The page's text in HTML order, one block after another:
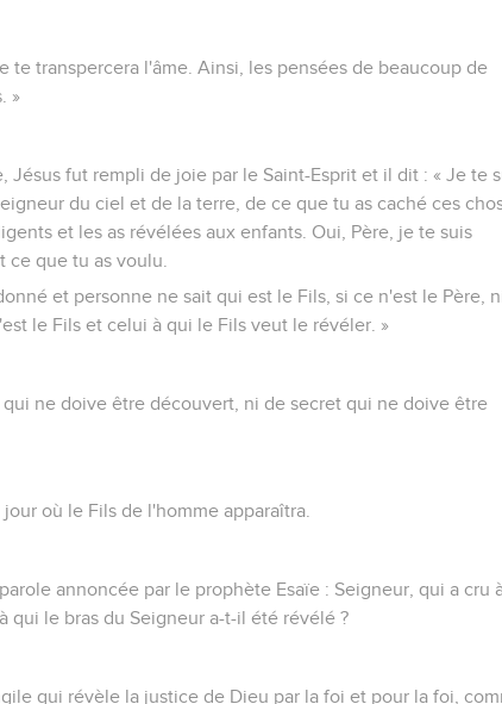
te transpercera l'âme. Ainsi, les pensées de beaucoup de
»
Jésus fut rempli de joie par le Saint-Esprit et il dit : « Je te
du ciel et de la terre, de ce que tu as caché ces
et les as révélées aux enfants. Oui, Père, je te suis
ce que tu as voulu.
et personne ne sait qui est le Fils, si ce n'est le Père,
le Fils et celui à qui le Fils veut le révéler. »
qui ne doive être découvert, ni de secret qui ne doive être
jour où le Fils de l'homme apparaîtra.
annoncée par le prophète Esaïe : Seigneur, qui a cru
qui le bras du Seigneur a-t-il été révélé ?
qui révèle la justice de Dieu par la foi et pour la foi,